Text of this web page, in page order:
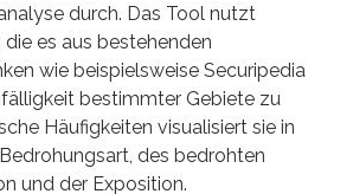
durch. Das Tool nutzt
es aus bestehenden
wie beispielsweise Securipedia
bestimmter Gebiete zu
Häufigkeiten visualisiert sie in
des bedrohten
und der Exposition.